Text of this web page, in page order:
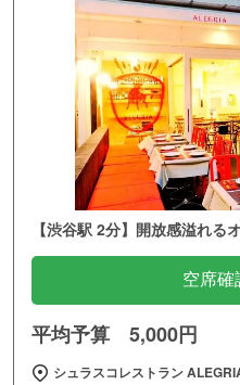
【渋谷駅 2分】開放感溢れる
空席確
平均予算 5,000円
シュラスコレストラン